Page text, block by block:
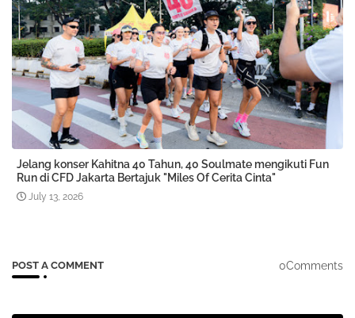
Jelang konser Kahitna 40 Tahun, 40 Soulmate mengikuti Fun
Run di CFD Jakarta Bertajuk "Miles Of Cerita Cinta"
July 13, 2026
POST A COMMENT 0Comments